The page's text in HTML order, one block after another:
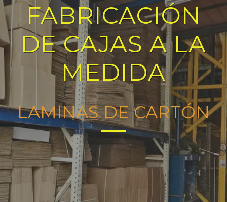
FABRICACIÓN
DE CAJAS A LA
MEDIDA
LAMINAS DE CARTÓN